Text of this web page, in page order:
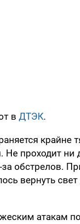
в ДТЭК.
крайне
Не проходит ни
обстрелов.
вернуть
атакам